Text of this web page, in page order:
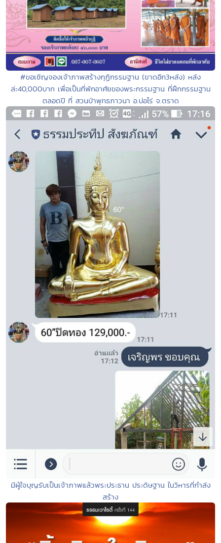
#ขอเชิญจองเจ้าภาพสร้างกุฏิกรรมฐาน (ขาดอีก3หลัง) หลัง
ล่ะ40,000บาท เพื่อเป็นที่พักอาศัยของพระกรรมฐาน ที่ฝึกกรรมฐาน
ตลอดปี ที่ สวนป่าพุทธภาวนา อ.บ่อไร่ จ.ตราด
มีผู้ใจบุญรับเป็นเจ้าภาพแล้วพระประธาน ประดิษฐาน ในวิหารที่กำลัง
สร้าง